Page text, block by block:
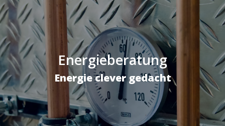
Energieberatung
Energie clever gedacht